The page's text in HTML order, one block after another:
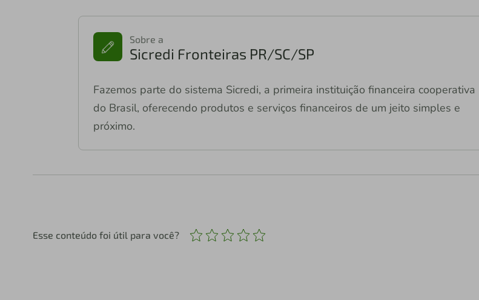
Sobre a
Sicredi Fronteiras PR/SC/SP
Fazemos parte do sistema Sicredi, a primeira instituição financeira cooperativa
do Brasil, oferecendo produtos e serviços financeiros de um jeito simples e
próximo.
Esse conteúdo foi útil para você?